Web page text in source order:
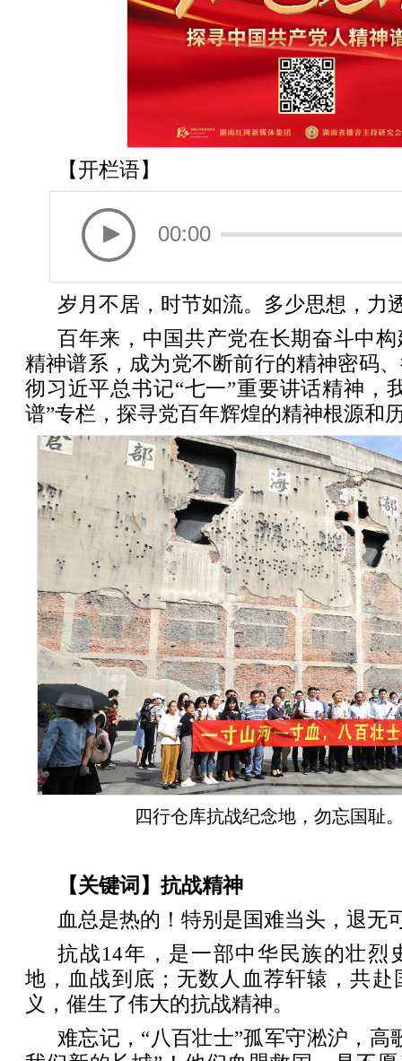
【开栏语】
00:00
岁月不居，时节如流。多少思想，力
百年来，中国共产党在长期奋斗中
精神谱系，成为党不断前行的精神密码
彻习近平总书记“七一”重要讲话精神，
谱”专栏，探寻党百年辉煌的精神根源和
四行仓库抗战纪念地，勿忘国耻
【关键词】抗战精神
血总是热的！特别是国难当头，退无
抗战14年，是一部中华民族的壮烈
地，血战到底；无数人血荐轩辕，共赴
义，催生了伟大的抗战精神。
难忘记，“八百壮士”孤军守淞沪，高